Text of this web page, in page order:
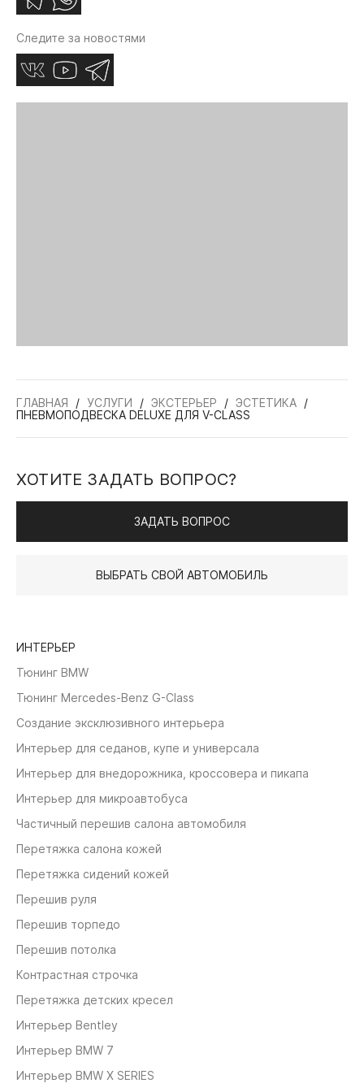
Следите за новостями
ГЛАВНАЯ УСЛУГИ ЭКСТЕРЬЕР
ЭСТЕТИКА
ПНЕВМОПОДВЕСКА DELUXE ДЛЯ V-CLASS
ХОТИТЕ ЗАДАТЬ ВОПРОС?
ЗАДАТЬ ВОПРОС
ВЫБРАТЬ СВОЙ АВТОМОБИЛЬ
ИНТЕРЬЕР
Тюнинг BMW
Тюнинг Mercedes-Benz G-Class
Создание эксклюзивного интерьера
Интерьер для седанов, купе и универсала
Интерьер для внедорожника, кроссовера и пикапа
Интерьер для микроавтобуса
Частичный перешив салона автомобиля
Перетяжка салона кожей
Перетяжка сидений кожей
Перешив руля
Перешив торпедо
Перешив потолка
Контрастная строчка
Перетяжка детских кресел
Интерьер Bentley
Интерьер BMW 7
Интерьер BMW X SERIES